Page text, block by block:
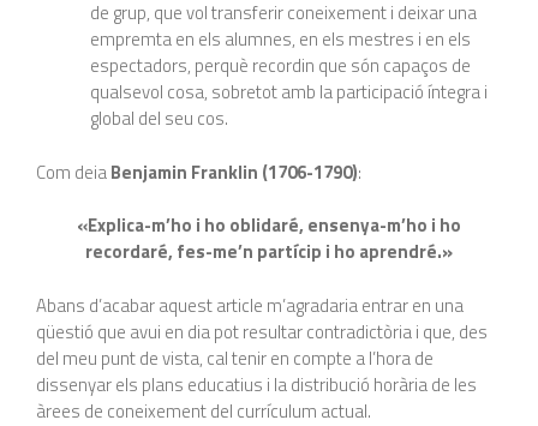
de grup, que vol transferir coneixement i deixar una
empremta en els alumnes, en els mestres i en els
espectadors, perquè recordin que són capaços de
qualsevol cosa, sobretot amb la participació íntegra i
global del seu cos.
Com deiaBenjamin Franklin (1706-1790):
«Explica-m’ho i ho oblidaré, ensenya-m’ho i ho
recordaré, fes-me’n partícip i ho aprendré.»
Abans d’acabar aquest article m’agradaria entrar en una
qüestió que avui en dia pot resultar contradictòria i que, des
del meu punt de vista, cal tenir en compte a l’hora de
dissenyar els plans educatius i la distribució horària de les
àrees de coneixement del currículum actual.